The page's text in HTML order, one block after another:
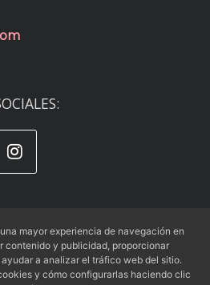
de Uso |
| Política de Cookies
mayor experiencia de navegación en
contenido y publicidad, proporcionar
a analizar el tráfico web del sitio.
y cómo configurarlas haciendo clic